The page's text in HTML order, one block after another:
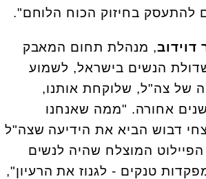
להתעסק בחיזוק הכוח הלוחם".
דוידוב, מנהלת תחום המאבק
הנשים בישראל, לשמוע
של צה"ל, שלוקחת אותנו,
אחורה. "ממה שאנחנו
דבוש הביא את הידיעה שצה"ל
המוצלח שהיה לנשים
טנקים - לגנוז את הרעיון",